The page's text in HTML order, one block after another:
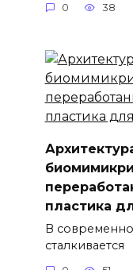
0 38
пластика
В
сталкивается